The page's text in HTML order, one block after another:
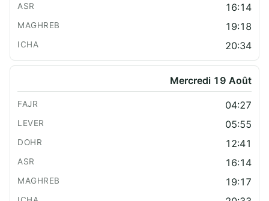
16:14
19:18
20:34
Mercredi 19 Août
04:27
05:55
12:41
16:14
19:17